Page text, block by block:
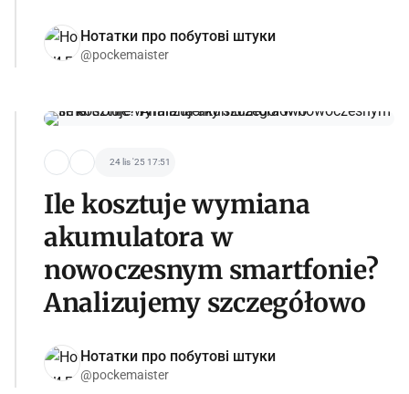
Нотатки про побутові штуки
@pockemaister
24 lis '25 17:51
Ile kosztuje wymiana
akumulatora w
nowoczesnym smartfonie?
Analizujemy szczegółowo
Нотатки про побутові штуки
@pockemaister